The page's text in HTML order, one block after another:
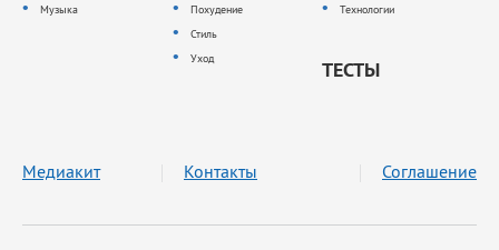
Музыка
Похудение
Стиль
Уход
Технологии
ТЕСТЫ
Медиакит Контакты Соглашение